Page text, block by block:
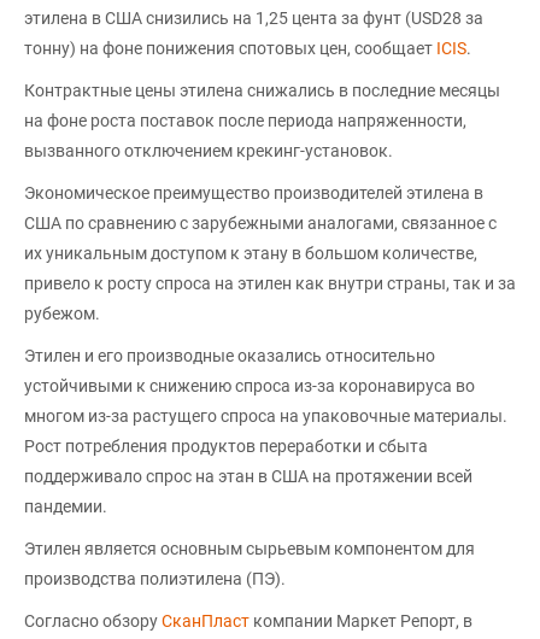
этилена в США снизились на 1,25 цента за фунт (USD28 за
тонну) на фоне понижения спотовых цен, сообщает ICIS.
Контрактные цены этилена снижались в последние месяцы
на фоне роста поставок после периода напряженности,
вызванного отключением крекинг-установок.
Экономическое преимущество производителей этилена в
США по сравнению с зарубежными аналогами, связанное с
их уникальным доступом к этану в большом количестве,
привело к росту спроса на этилен как внутри страны, так и за
рубежом.
Этилен и его производные оказались относительно
устойчивыми к снижению спроса из-за коронавируса во
многом из-за растущего спроса на упаковочные материалы.
Рост потребления продуктов переработки и сбыта
поддерживало спрос на этан в США на протяжении всей
пандемии.
Этилен является основным сырьевым компонентом для
производства полиэтилена (ПЭ).
Согласно обзоруСканПласт компании Маркет Репорт, в